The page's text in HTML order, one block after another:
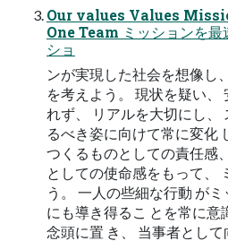
Our values Values
One Team ミッションを最
ショ
ンが実現した社会を想像し
を考えよう。 現状を疑い、
れず、 リアルを大切にし、
るべき姿に向けて常に変化
つくるものとしての責任感
としての使命感をもって、
う。 一人の些細な行動 が
にも導き得るこ とを常に意
念頭に置 き、 当事者とし